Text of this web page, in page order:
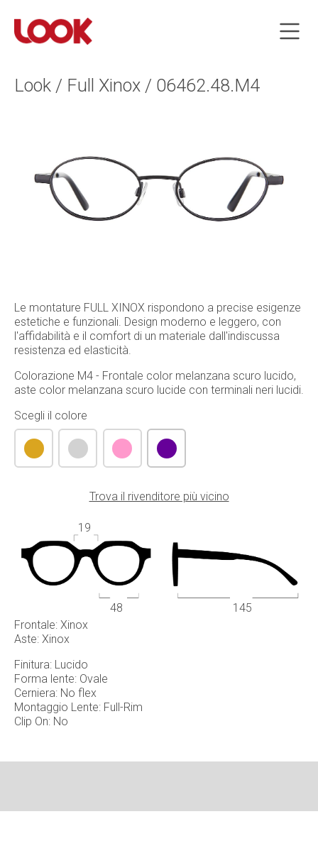
Look / Full Xinox / 06462.48.M4
Frontale: Xinox
Aste: Xinox
Finitura: Lucido
Forma lente: Ovale
Cerniera: No flex
Montaggio Lente: Full-Rim
Clip On: No
Le montature FULL XINOX rispondono a precise esigenze
estetiche e funzionali. Design moderno e leggero, con
l'affidabilità e il comfort di un materiale dall'indiscussa
resistenza ed elasticità.
Colorazione M4 - Frontale color melanzana scuro lucido,
aste color melanzana scuro lucide con terminali neri lucidi.
Scegli il colore
Trova il rivenditore più vicino
48
19
145